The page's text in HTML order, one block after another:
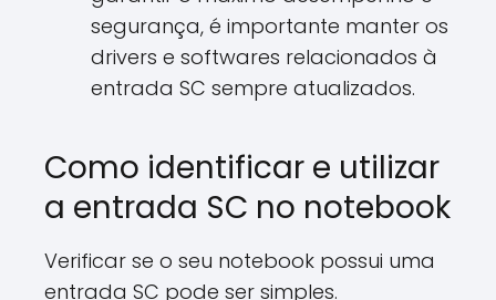
segurança, é importante manter os
drivers e softwares relacionados à
entrada SC sempre atualizados.
Como identificar e utilizar
a entrada SC no notebook
Verificar se o seu notebook possui uma
entrada SC pode ser simples.